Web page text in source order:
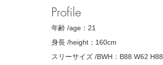
Profile
年齢 /age： 21
身長 /height： 160cm
スリーサイズ /BWH： B88 W62 H88